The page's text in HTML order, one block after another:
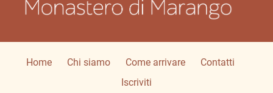
Home Chi siamo Come arrivare
Contatti
Iscriviti